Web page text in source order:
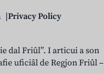
Privacy Policy
dal Friûl”. I articui a son
uficiâl de Regjon Friûl –